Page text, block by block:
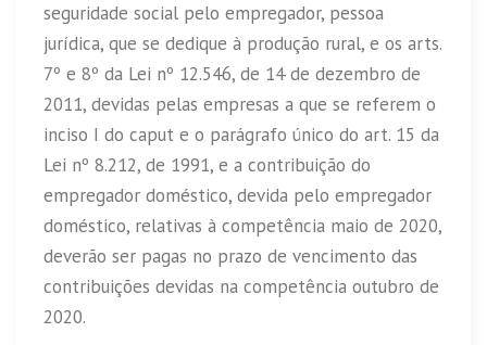
seguridade social pelo empregador, pessoa
jurídica, que se dedique à produção rural, e os arts.
7º e 8º da Lei nº 12.546, de 14 de dezembro de
2011, devidas pelas empresas a que se referem o
inciso I do caput e o parágrafo único do art. 15 da
Lei nº 8.212, de 1991, e a contribuição do
empregador doméstico, devida pelo empregador
doméstico, relativas à competência maio de 2020,
deverão ser pagas no prazo de vencimento das
contribuições devidas na competência outubro de
2020.